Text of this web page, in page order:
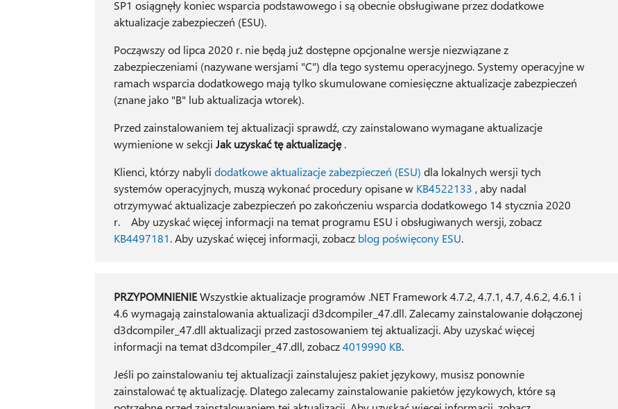
SP1 osiągnęły koniec wsparcia podstawowego i są obecnie obsługiwane przez dodatkowe
aktualizacje zabezpieczeń (ESU).
Począwszy od lipca 2020 r. nie będą już dostępne opcjonalne wersje niezwiązane z
zabezpieczeniami (nazywane wersjami "C") dla tego systemu operacyjnego. Systemy operacyjne w
ramach wsparcia dodatkowego mają tylko skumulowane comiesięczne aktualizacje zabezpieczeń
(znane jako "B" lub aktualizacja wtorek).
Przed zainstalowaniem tej aktualizacji sprawdź, czy zainstalowano wymagane aktualizacje
wymienione w sekcji Jak uzyskać tę aktualizację.
Klienci, którzy nabyli dodatkowe aktualizacje zabezpieczeń (ESU) dla lokalnych wersji tych
systemów operacyjnych, muszą wykonać procedury opisane w KB4522133 , aby nadal
otrzymywać aktualizacje zabezpieczeń po zakończeniu wsparcia dodatkowego 14 stycznia 2020
r. Aby uzyskać więcej informacji na temat programu ESU i obsługiwanych wersji, zobacz
KB4497181. Aby uzyskać więcej informacji, zobacz blog poświęcony ESU.
PRZYPOMNIENIEWszystkie aktualizacje programów .NET Framework 4.7.2, 4.7.1, 4.7, 4.6.2, 4.6.1 i
4.6 wymagają zainstalowania aktualizacji d3dcompiler_47.dll. Zalecamy zainstalowanie dołączonej
d3dcompiler_47.dll aktualizacji przed zastosowaniem tej aktualizacji. Aby uzyskać więcej
informacji na temat d3dcompiler_47.dll, zobacz4019990 KB.
Jeśli po zainstalowaniu tej aktualizacji zainstalujesz pakiet językowy, musisz ponownie
zainstalować tę aktualizację. Dlatego zalecamy zainstalowanie pakietów językowych, które są